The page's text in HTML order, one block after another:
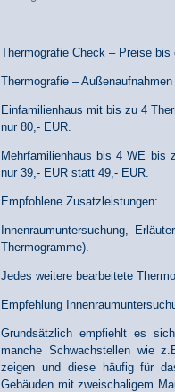
Thermografie Check – Preise
Thermografie –
Einfamilienhaus mit bis zu 4
nur 80,- EUR.
Mehrfamilienhaus bis 4 WE bis
nur 39,- EUR statt 49,- EUR.
Empfohlene Zusatzleistungen:
Innenraumuntersuchung,
Thermogramme).
Jedes weitere bearbeitete
Empfehlung
Grundsätzlich empfiehlt es
manche Schwachstellen wie
zeigen und diese häufig für
Gebäuden mit zweischaligem